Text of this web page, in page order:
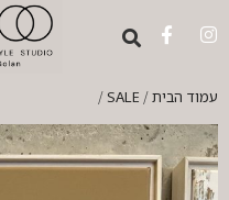
עמוד הבית/
SALE
/